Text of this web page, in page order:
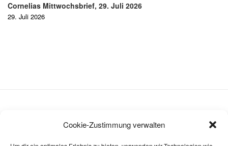
Cookie-Zustimmung verwalten
Cornelias Mittwochsbrief, 29. Juli 2026
29. Juli 2026